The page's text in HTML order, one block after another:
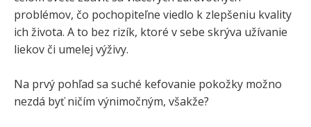
problémov, čo pochopiteľne viedlo k zlepšeniu kvality
ich života. A to bez rizík, ktoré v sebe skrýva užívanie
liekov či umelej výživy.
Na prvý pohľad sa suché kefovanie pokožky možno
nezdá byť ničím výnimočným, všakže?